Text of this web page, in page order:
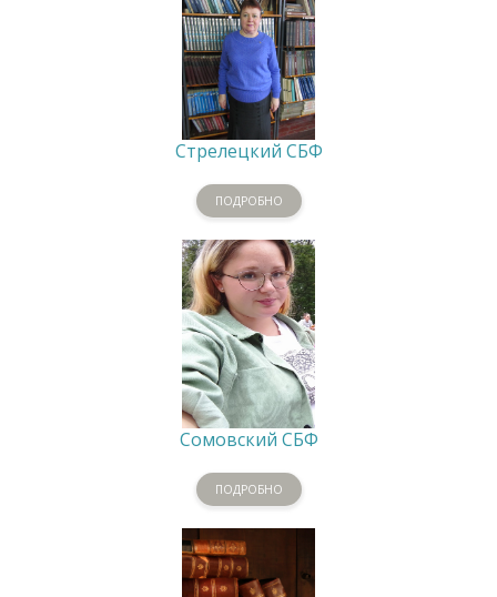
Стрелецкий СБФ
ПОДРОБНО
Сомовский СБФ
ПОДРОБНО